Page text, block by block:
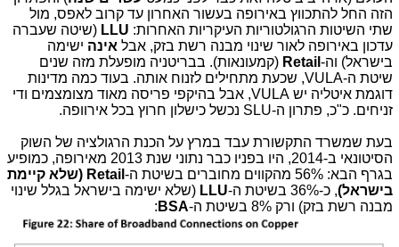
הזה החל להתכווץ באירופה בעשור האחרון עד קרוב לאפס, מול
שתי השיטות הרגולטוריות העיקריות האחרות: LLU (שיטה שעברה
עדכון באירופה לאור שינוי מבנה רשת בזק, אבל אינה ישימה
בישראל) וה- Retail (קמעונאות). בבריטניה מופעלת מזה שנים
שיטת ה-VULA, שכעת מתחילים לזנוח אותה. בעוד כמה מדינות
דוגמת איטליה יש VULA, אבל בהיקפי פריסה מאוד מצומצמים ודי
זניחים. כ"כ, פתרון ה-SLU נכשל כישלון חרוץ בכל אירוופה.
בעת שמשרד התקשורת עבד במרץ על הכנת הרגולציה של השוק
הסיטונאי ב-2014, היו בפניו כבר נתוני שנת 2013 מאירופה, כמופיע
בגרף הבא: 56% מהקווים מחוברים בשיטת ה-
Retail (שלא קיימת
בישראל), כ-36% בשיטת ה- LLU (שלא ישימה בישראל בגלל שינוי
מבנה רשת בזק) ורק 8% בשיטת ה-
BSA
: